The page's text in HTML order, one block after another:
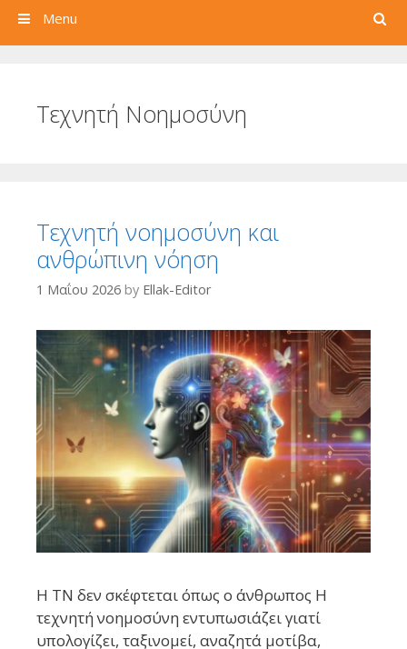
Search
Menu
Τεχνητή Νοημοσύνη
Τεχνητή νοημοσύνη και
ανθρώπινη νόηση
1 Μαΐου 2026 by Ellak-Editor
Η ΤΝ δεν σκέφτεται όπως ο άνθρωπος Η
τεχνητή νοημοσύνη εντυπωσιάζει γιατί
υπολογίζει, ταξινομεί, αναζητά μοτίβα,